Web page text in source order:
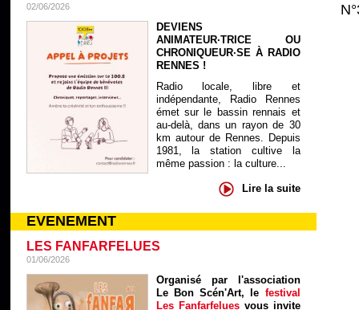
02/06/2026
DEVIENS
ANIMATEUR·TRICE OU
CHRONIQUEUR·SE À RADIO
RENNES !
Radio locale, libre et
indépendante, Radio Rennes
émet sur le bassin rennais et
au-delà, dans un rayon de 30
km autour de Rennes. Depuis
1981, la station cultive la
même passion : la culture...
Lire la suite
EVENEMENT
LES FANFARFELUES
01/06/2026
Organisé par l'association
Le Bon Scén'Art, le festival
Les Fanfarfelues vous invite